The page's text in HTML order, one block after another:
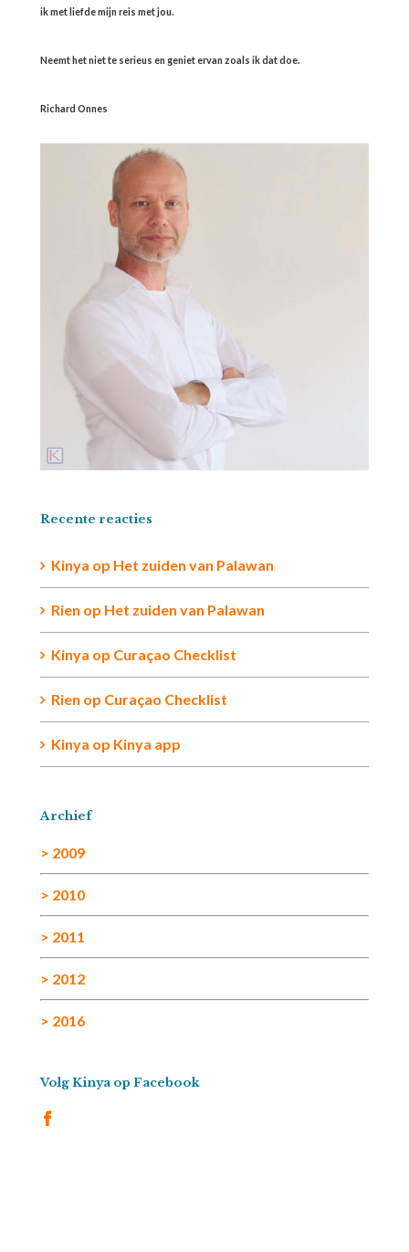
ik met liefde mijn reis met jou.
Neemt het niet te serieus en geniet ervan zoals ik dat doe.
Richard Onnes
Recente reacties
Kinya op Het zuiden van Palawan
Rien op Het zuiden van Palawan
Kinya op Curaçao Checklist
Rien op Curaçao Checklist
Kinya op Kinya app
Archief
> 2009
> 2010
> 2011
> 2012
> 2016
Volg Kinya op Facebook